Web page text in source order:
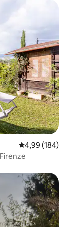
4,99 ud af 5 i
4,99 (184)